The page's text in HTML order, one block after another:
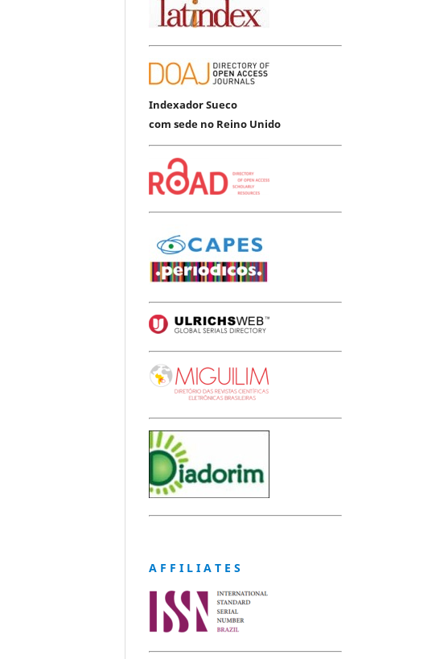
Indexador Sueco
com sede no Reino Unido
A F F I L I A T E S